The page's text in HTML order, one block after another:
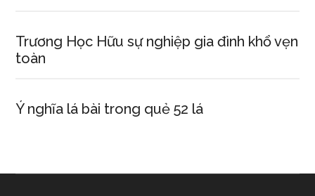
Trương Học Hữu sự nghiệp gia đình khổ vẹn
toàn
Ý nghĩa lá bài trong quẻ 52 lá